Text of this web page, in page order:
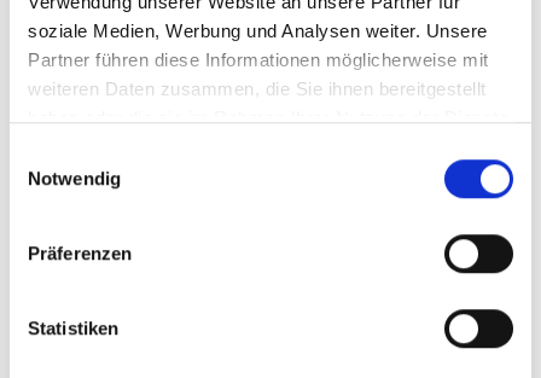
soziale Medien, Werbung und Analysen weiter. Unsere
Partner führen diese Informationen möglicherweise mit
weiteren Daten zusammen, die Sie ihnen bereitgestellt
haben oder die sie im Rahmen Ihrer Nutzung der Dienste
Notwendig
Präferenzen
Statistiken